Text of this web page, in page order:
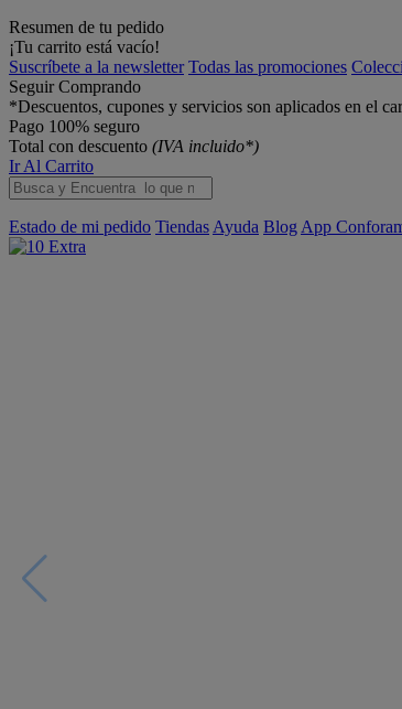
Resumen de tu pedido
¡Tu carrito está vacío!
Suscríbete a la newsletter Todas las promociones
Seguir Comprando
*Descuentos, cupones y servicios son aplicados en el
Pago 100% seguro
Total con descuento (IVA incluido*)
Ir Al Carrito
Estado de mi pedido Tiendas Ayuda Blog App